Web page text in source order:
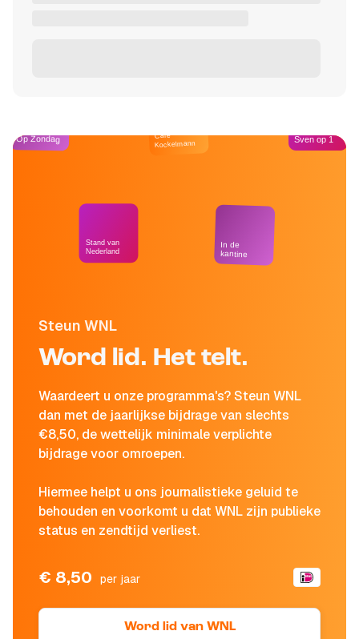
Steun WNL
Word lid. Het telt.
Waardeert u onze programma's? Steun WNL
dan met de jaarlijkse bijdrage van slechts
€8,50, de wettelijk minimale verplichte
bijdrage voor omroepen.
Hiermee helpt u ons journalistieke geluid te
behouden en voorkomt u dat WNL zijn publieke
status en zendtijd verliest.
€ 8,50 per jaar
Word lid van WNL
Op Zondag
Stand van
Nederland
Café
Kockelmann
In de
kantine
Sven op 1